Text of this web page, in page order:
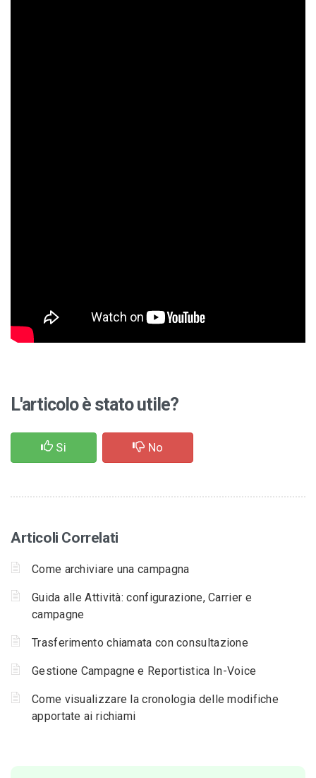
L'articolo è stato utile?
Si No
Articoli Correlati
Come archiviare una campagna
Guida alle Attività: configurazione, Carrier e
campagne
Trasferimento chiamata con consultazione
Gestione Campagne e Reportistica In-Voice
Come visualizzare la cronologia delle modifiche
apportate ai richiami